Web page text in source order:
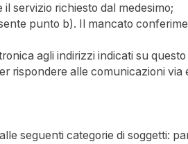
servizio richiesto dal medesimo;
punto b). Il mancato
agli indirizzi indicati su
rispondere alle comunicazioni
seguenti categorie di soggetti: